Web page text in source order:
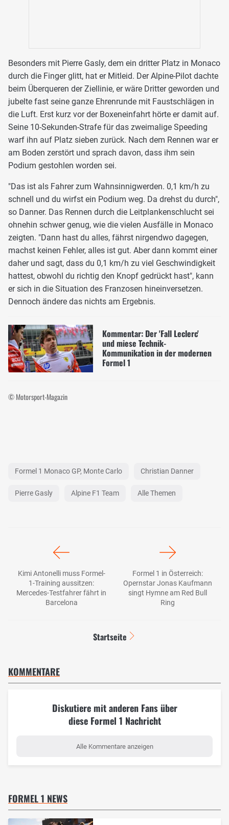
Besonders mit Pierre Gasly, dem ein dritter Platz in Monaco
durch die Finger glitt, hat er Mitleid. Der Alpine-Pilot dachte
beim Überqueren der Ziellinie, er wäre Dritter geworden und
jubelte fast seine ganze Ehrenrunde mit Faustschlägen in
die Luft. Erst kurz vor der Boxeneinfahrt hörte er damit auf.
Seine 10-Sekunden-Strafe für das zweimalige Speeding
warf ihn auf Platz sieben zurück. Nach dem Rennen war er
am Boden zerstört und sprach davon, dass ihm sein
Podium gestohlen worden sei.
"Das ist als Fahrer zum Wahnsinnigwerden. 0,1 km/h zu
schnell und du wirfst ein Podium weg. Da drehst du durch",
so Danner. Das Rennen durch die Leitplankenschlucht sei
ohnehin schwer genug, wie die vielen Ausfälle in Monaco
zeigten. "Dann hast du alles, fährst nirgendwo dagegen,
machst keinen Fehler, alles ist gut. Aber dann kommt einer
daher und sagt, dass du 0,1 km/h zu viel Geschwindigkeit
hattest, obwohl du richtig den Knopf gedrückt hast", kann
er sich in die Situation des Franzosen hineinversetzen.
Dennoch ändere das nichts am Ergebnis.
Kommentar: Der 'Fall Leclerc'
und miese Technik-
Kommunikation in der modernen
Formel 1
© Motorsport-Magazin
Formel 1 Monaco GP, Monte Carlo Christian Danner
Pierre Gasly Alpine F1 Team Alle Themen
Kimi Antonelli muss Formel-
1-Training aussitzen:
Mercedes-Testfahrer fährt in
Barcelona
Formel 1 in Österreich:
Opernstar Jonas Kaufmann
singt Hymne am Red Bull
Ring
Startseite
KOMMENTARE
Diskutiere mit anderen Fans über
diese Formel 1 Nachricht
Alle Kommentare anzeigen
FORMEL 1 NEWS